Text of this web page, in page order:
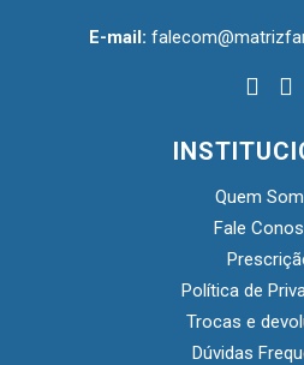
E-mail:
Quem
Fale
Política de
Trocas e
Dúvidas